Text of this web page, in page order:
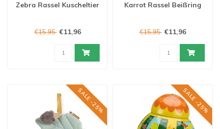
Zebra Rassel Kuscheltier
€15,95 €11,96
Karrot Rassel Beißring
€15,95 €11,96
SALE -25% SALE -25%